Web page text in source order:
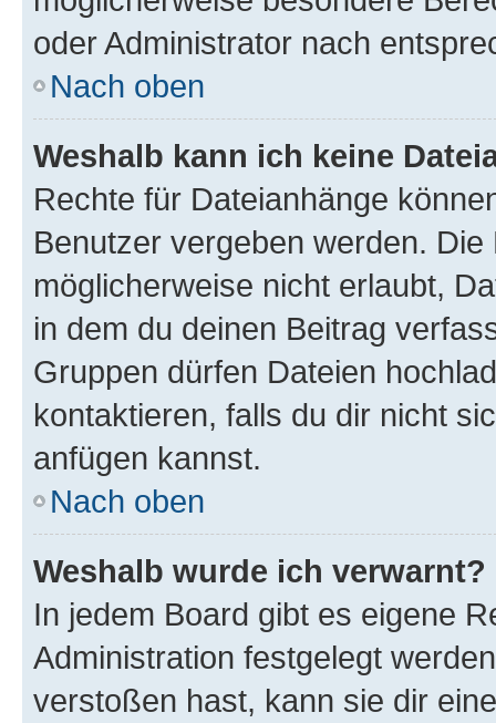
oder Administrator nach
Nach oben
Weshalb kann ich keine
Rechte für Dateianhänge
Benutzer vergeben werden.
möglicherweise nicht erlaubt,
in dem du deinen Beitrag
Gruppen dürfen Dateien
kontaktieren, falls du dir nicht
anfügen kannst.
Nach oben
Weshalb wurde ich verwarnt?
In jedem Board gibt es eigene
Administration festgelegt
verstoßen hast, kann sie dir